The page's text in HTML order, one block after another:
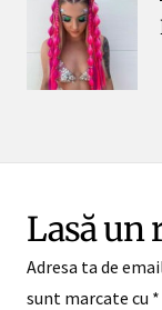
Lasă un
Adresa ta de
sunt marcate cu *